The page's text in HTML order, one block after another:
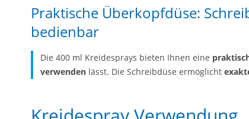
Praktische Überkopfdüse:
bedienbar
Die 400 ml Kreidesprays bieten Ihnen eine
verwenden lässt. Die Schreibdüse ermöglicht